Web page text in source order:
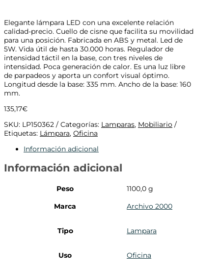
Elegante lámpara LED con una excelente relación
calidad-precio. Cuello de cisne que facilita su movilidad
para una posición. Fabricada en ABS y metal. Led de
5W. Vida útil de hasta 30.000 horas. Regulador de
intensidad táctil en la base, con tres niveles de
intensidad. Poca generación de calor. Es una luz libre
de parpadeos y aporta un confort visual óptimo.
Longitud desde la base: 335 mm. Ancho de la base: 160
mm.
135,17€
SKU: LP150362 Categorías: Lamparas, Mobiliario
Etiquetas: Lámpara, Oficina
Información adicional
Información adicional
Peso
1100,0 g
Marca
Archivo 2000
Tipo Lampara
Uso Oficina